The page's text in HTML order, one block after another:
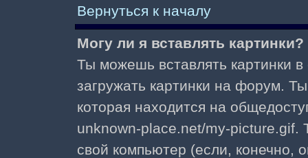
Вернуться к началу
Могу ли я вставлять картинки?
Ты можешь вставлять картинки
загружать картинки на форум.
которая находится на
unknown-place.net/my-picture.gif.
свой компьютер (если, конечно,